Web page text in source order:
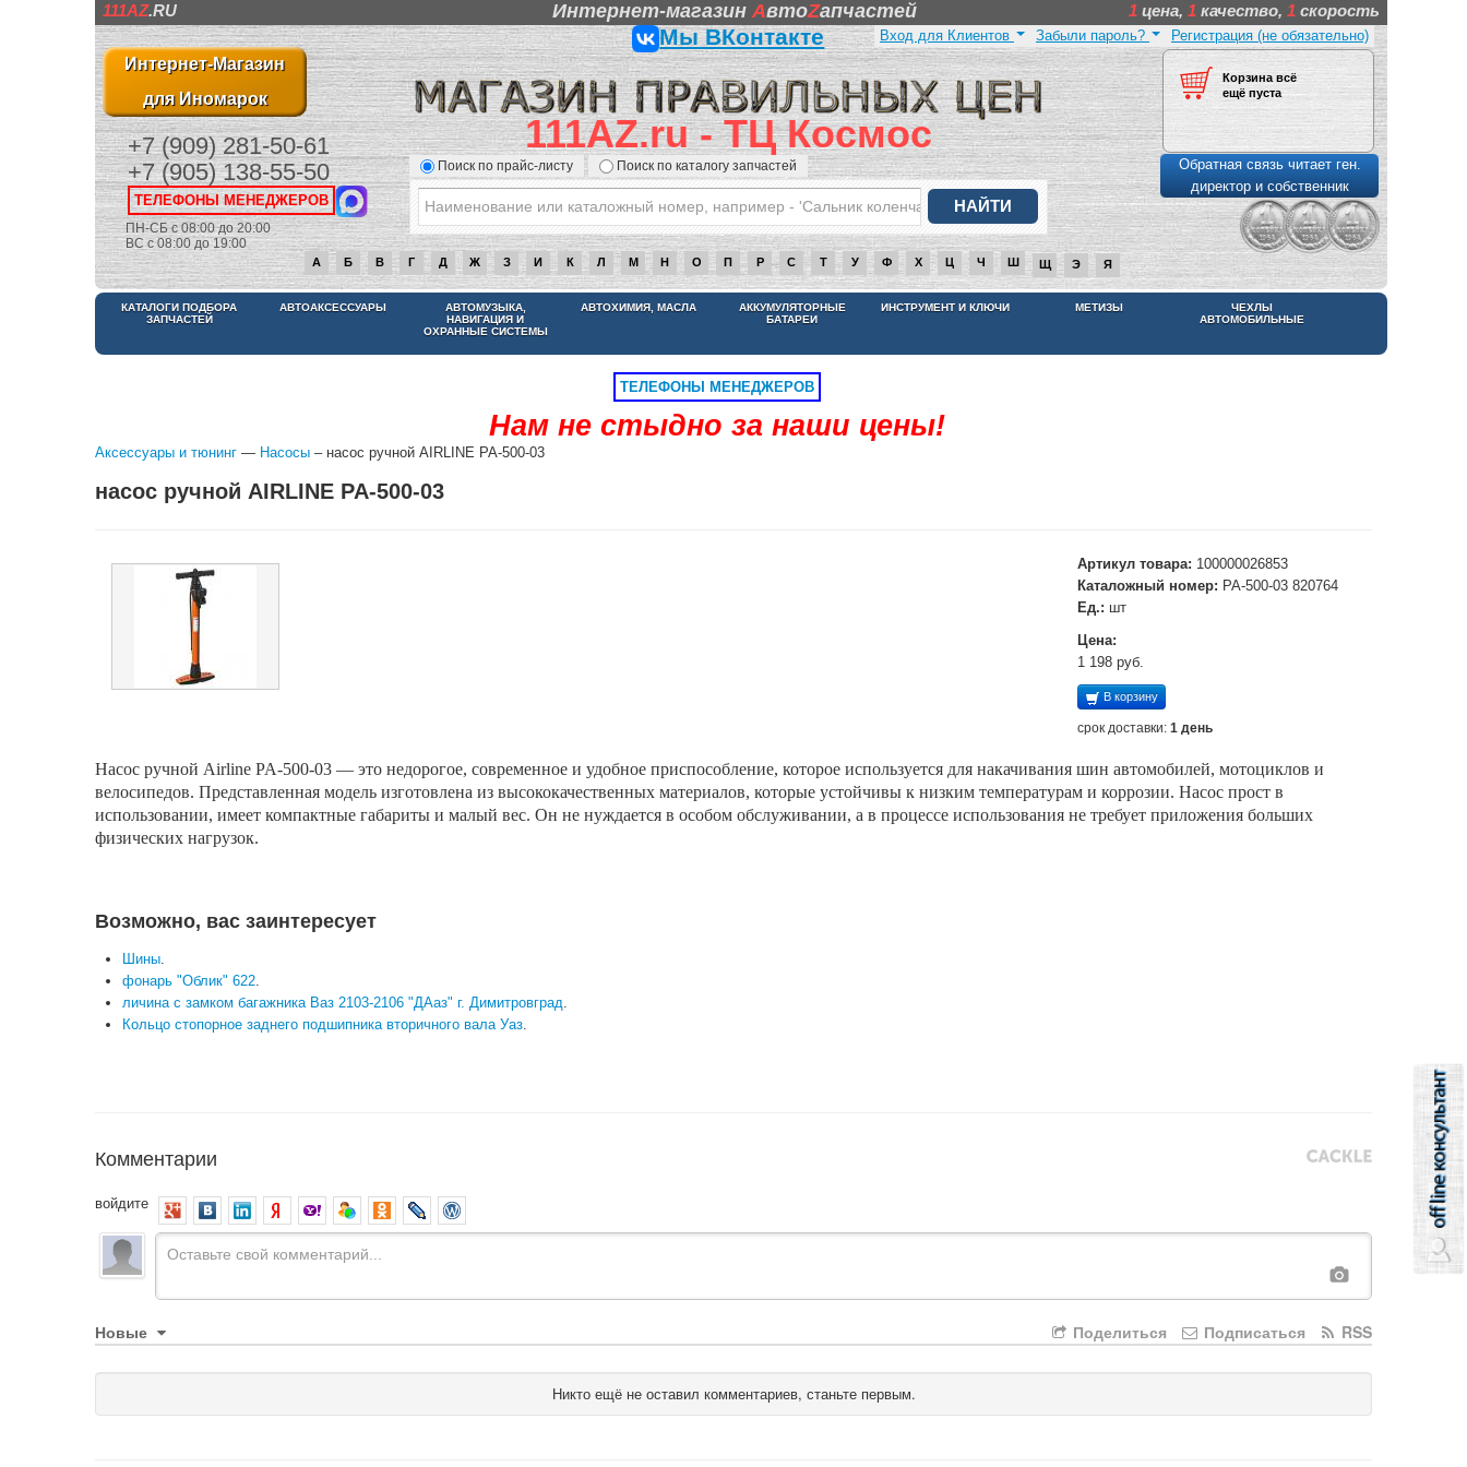
111AZ.RU Интернет-магазинAвтоZапчастей 1 цена, 1 качество, 1 скорость
Интернет-Магазин
для Иномарок
+7 (909) 281-50-61
+7 (905) 138-55-50
ТЕЛЕФОНЫ МЕНЕДЖЕРОВ
ПН-СБ с 08:00 до 20:00
ВС с 08:00 до 19:00
Мы ВКонтакте
111AZ.ru - ТЦ Космос
Поиск по прайс-листу Поиск по каталогу запчастей
Регистрация (не обязательно)
Забыли пароль?
Вход для Клиентов
Корзина всё
ещё пуста
Обратная связь читает ген.
директор и собственник
А Б В Г Д Ж З И К Л М Н О П Р С Т У Ф Х Ц Ч Ш Щ Э Я
НАМ НЕ СТЫДНО ЗА НАШИ ЦЕНЫ
КАТАЛОГИ ПОДБОРА
ЗАПЧАСТЕЙ
АВТОАКСЕССУАРЫ
АВТОМУЗЫКА,
НАВИГАЦИЯ И
ОХРАННЫЕ СИСТЕМЫ
АВТОХИМИЯ, МАСЛА
АККУМУЛЯТОРНЫЕ
БАТАРЕИ
ИНСТРУМЕНТ И КЛЮЧИ МЕТИЗЫ
ЧЕХЛЫ
АВТОМОБИЛЬНЫЕ
ТЕЛЕФОНЫ МЕНЕДЖЕРОВ
Нам не стыдно за наши цены!
Аксессуары и тюнинг — Насосы – насос ручной AIRLINE PA-500-03
насос ручной AIRLINE PA-500-03
Артикул товара: 100000026853
Каталожный номер: PA-500-03 820764
Ед.: шт
Цена:
1 198 руб.
В корзину
срок доставки: 1 день
Насос ручной Airline PA-500-03 — это недорогое, современное и удобное приспособление, которое используется для накачивания шин автомобилей, мотоциклов и
велосипедов. Представленная модель изготовлена из высококачественных материалов, которые устойчивы к низким температурам и коррозии. Насос прост в
использовании, имеет компактные габариты и малый вес. Он не нуждается в особом обслуживании, а в процессе использования не требует приложения больших
физических нагрузок.
Возможно, вас заинтересует
Шины.
фонарь "Облик" 622.
личина с замком багажника Ваз 2103-2106 "ДАаз" г. Димитровград.
Кольцо стопорное заднего подшипника вторичного вала Уаз.
Комментарии
войдите
Новые RSS
Подписаться
Поделиться
Никто ещё не оставил комментариев, станьте первым.